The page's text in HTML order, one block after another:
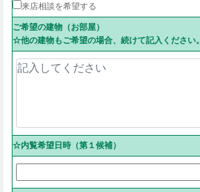
来店相談を希望する
ご希望の建物（お部屋）
☆他の建物もご希望の場合、続けて記入ください。
☆内覧希望日時（第１候補）